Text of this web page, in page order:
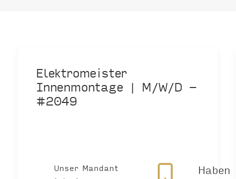
Elektromeister
Innenmontage | M/W/D -
#2049
Unser Mandant
Haben